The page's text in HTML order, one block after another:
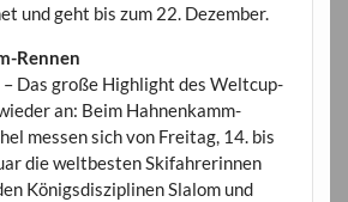
und geht bis zum 22. Dezember.
Rennen
– Das große Highlight des Weltcup-
an: Beim Hahnenkamm-
messen sich von Freitag, 14. bis
die weltbesten Skifahrerinnen
Königsdisziplinen Slalom und